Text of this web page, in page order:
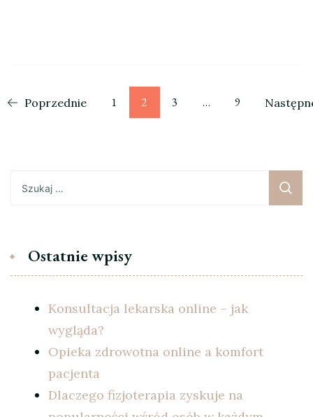
Stronicowanie
Poprzednie Strona
1 Strona
2 Strona
3 … Strona
9
Ostatnie wpisy
Konsultacja lekarska online – jak
wygląda?
Opieka zdrowotna online a komfort
pacjenta
Dlaczego fizjoterapia zyskuje na